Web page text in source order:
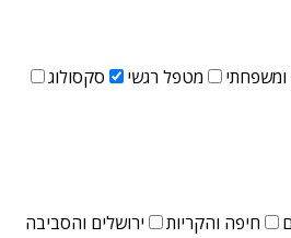
ומשפחתי מטפל רגשי
סקסולוג
חיפה והקריות ירושלים והסביבה